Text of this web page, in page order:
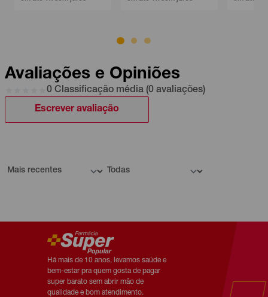
Avaliações e Opiniões
0 Classificação média (0 avaliações)
Escrever avaliação
Há mais de 10 anos, levamos saúde e
bem-estar pra quem gosta de pagar
super barato sem abrir mão de
qualidade e bom atendimento.